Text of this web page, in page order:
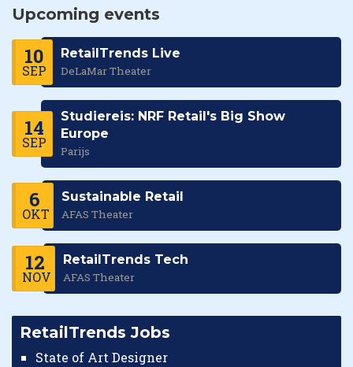
Upcoming events
10
SEP
RetailTrends Live
DeLaMar Theater
14
SEP
Studiereis: NRF Retail's Big Show
Europe
Parijs
6
OKT
Sustainable Retail
AFAS Theater
12
NOV
RetailTrends Tech
AFAS Theater
RetailTrends Jobs
State of Art Designer